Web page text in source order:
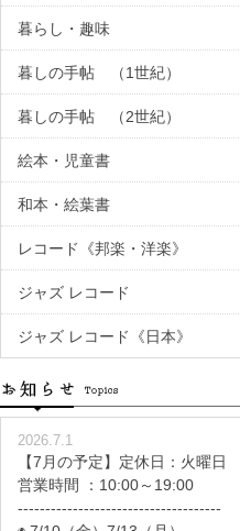
暮らし・趣味
暮しの手帖 （1世紀）
暮しの手帖 （2世紀）
絵本・児童書
和本・絵葉書
レコード《邦楽・洋楽》
ジャズ レコード
ジャズ レコード《日本》
2026.7.1
【7月の予定】定休日：火曜日
営業時間 ：10:00～19:00
-------------------------------------